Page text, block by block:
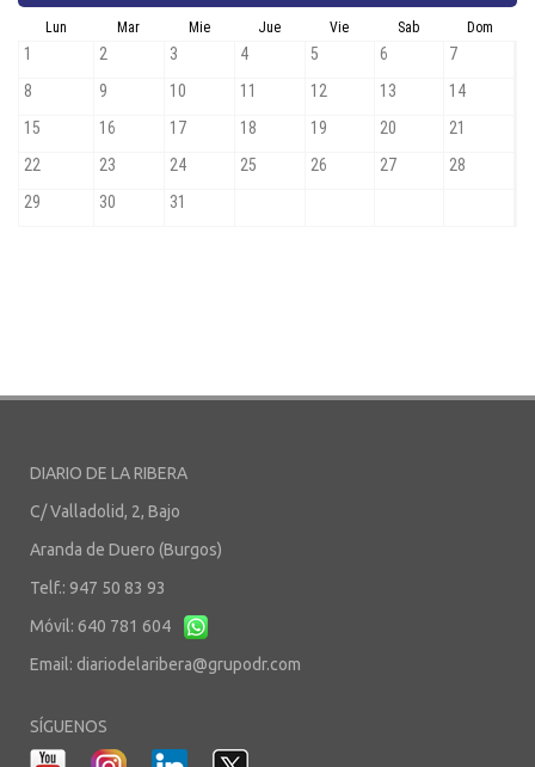
DIARIO DE LA RIBERA
C/ Valladolid, 2, Bajo
Aranda de Duero (Burgos)
Telf.: 947 50 83 93
Móvil: 640 781 604
Email: diariodelaribera@grupodr.com
SÍGUENOS